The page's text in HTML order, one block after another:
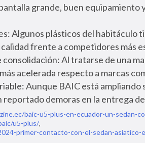
grande, buen equipamiento
Algunos plásticos del habitáculo
frente a competidores más
Al tratarse de una
acelerada respecto a marcas
Aunque BAIC está
reportado demoras en la entrega
baic-u5-plus-en-ecuador-un-sedan-
u5-plus/,
primer-contacto-con-el-sedan-asiatico-